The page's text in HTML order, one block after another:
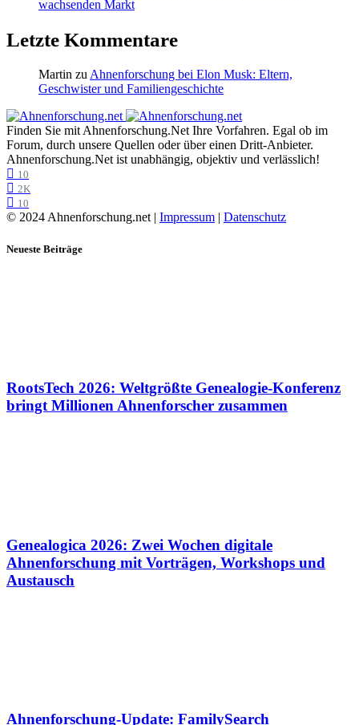
wachsenden Markt
Letzte Kommentare
Martin zu Ahnenforschung bei Elon Musk: Eltern,
Geschwister und Familiengeschichte
Finden Sie mit Ahnenforschung.Net Ihre Vorfahren. Egal ob im
Forum, durch unsere Quellen oder über einen Dritt-Anbieter.
Ahnenforschung.Net ist unabhängig, objektiv und verlässlich!
10
2K
10
© 2024 Ahnenforschung.net | Impressum | Datenschutz
Neueste Beiträge
RootsTech 2026: Weltgrößte Genealogie-Konferenz
bringt Millionen Ahnenforscher zusammen
Genealogica 2026: Zwei Wochen digitale
Ahnenforschung mit Vorträgen, Workshops und
Austausch
Ahnenforschung-Update: FamilySearch